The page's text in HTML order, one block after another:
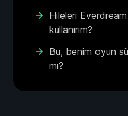
Hileleri
kullanırım?
Bu, benim oyun
mı?